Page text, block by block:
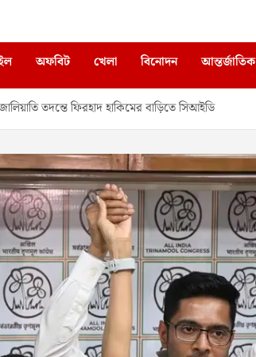
অফবিট খেলা বিনোদন আন্তর্জাতিক
তদন্তে ফিরহাদ হাকিমের বাড়িতে সিআইডি